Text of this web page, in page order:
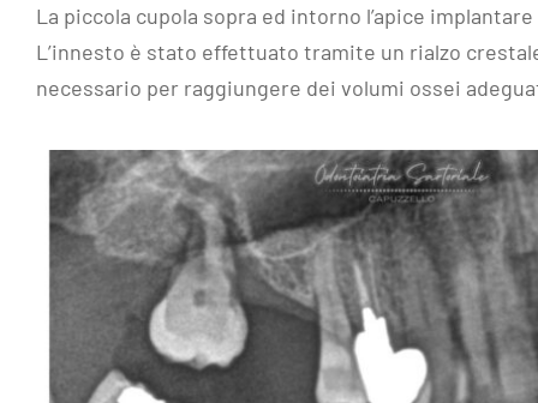
La piccola cupola sopra ed intorno l’apice
L’innesto è stato effettuato tramite un rialzo
necessario per raggiungere dei volumi ossei